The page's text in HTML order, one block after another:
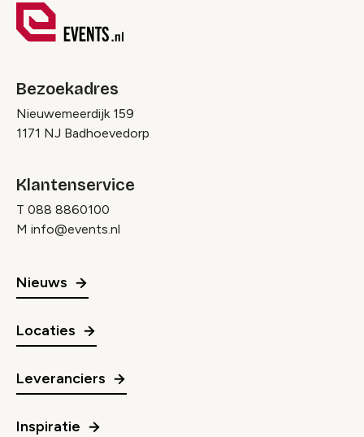
Bezoekadres
Nieuwemeerdijk 159
1171 NJ Badhoevedorp
Klantenservice
T 088 8860100
M info@events.nl
Nieuws
Locaties
Leveranciers
Inspiratie